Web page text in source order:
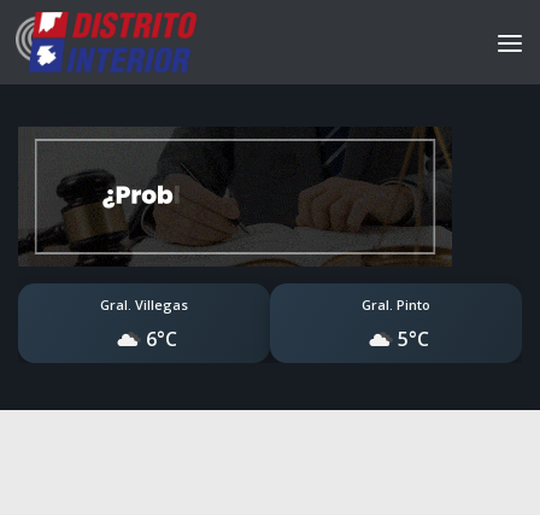
Gral. Villegas
6°C
Gral. Pinto
5°C